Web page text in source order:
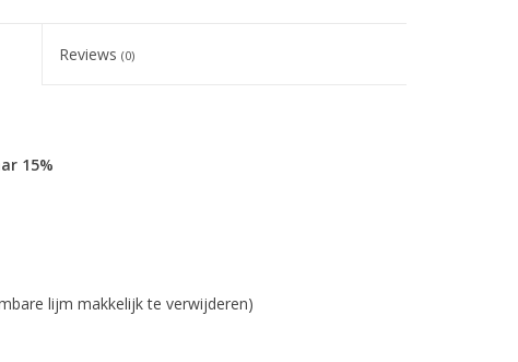
Reviews(0)
15%
lijm makkelijk te verwijderen)